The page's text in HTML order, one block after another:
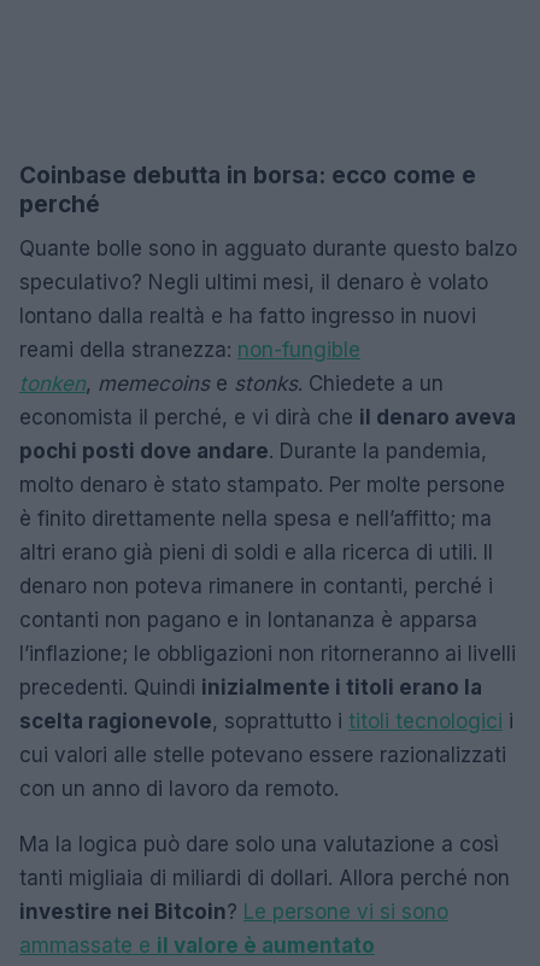
Coinbase debutta in borsa: ecco come e
perché
Quante bolle sono in agguato durante questo balzo
speculativo? Negli ultimi mesi, il denaro è volato
lontano dalla realtà e ha fatto ingresso in nuovi
reami della stranezza: non-fungible
tonken, memecoins e stonks. Chiedete a un
economista il perché, e vi dirà che il denaro aveva
pochi posti dove andare. Durante la pandemia,
molto denaro è stato stampato. Per molte persone
è finito direttamente nella spesa e nell’affitto; ma
altri erano già pieni di soldi e alla ricerca di utili. Il
denaro non poteva rimanere in contanti, perché i
contanti non pagano e in lontananza è apparsa
l’inflazione; le obbligazioni non ritorneranno ai livelli
precedenti. Quindi inizialmente i titoli erano la
scelta ragionevole, soprattutto i titoli tecnologici i
cui valori alle stelle potevano essere razionalizzati
con un anno di lavoro da remoto.
Ma la logica può dare solo una valutazione a così
tanti migliaia di miliardi di dollari. Allora perché non
investire nei Bitcoin? Le persone vi si sono
ammassate e il valore è aumentato